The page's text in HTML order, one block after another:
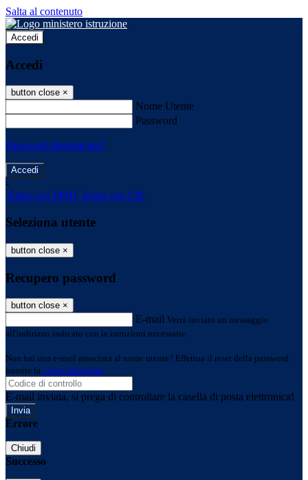
Salta al contenuto
Accedi
Accedi
button close ×
Nome Utente
Password
Password dimenticata?
-
Entra con SPID Entra con CIE
Seleziona utente
button close ×
Recupero password
button close ×
E-mail Verrà inviato un messaggio
all'indirizzo indicato con le istruzioni necessarie.
Non hai una e-mail associata al nome utente? Effettua il reset della password
tramite la Login Spaggiari
E-mail inviata, si prega di controllare la casella di posta elettronica!
Errore
Chiudi
Successo